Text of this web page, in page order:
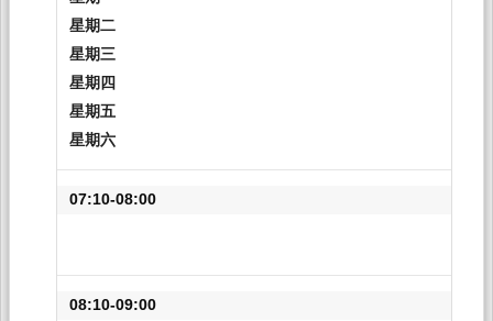
星期二
星期三
星期四
星期五
星期六
07:10-08:00
08:10-09:00